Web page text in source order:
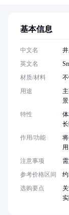
基本信息
中文名
英文名
材质/材料
用途
特性
长
作用/功能
用
注意事项
参考价格区间
选购要点
实